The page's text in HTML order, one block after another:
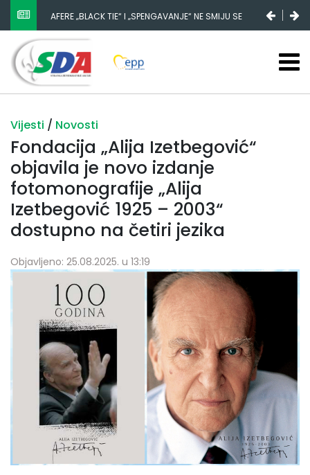
AFERE „BLACK TIE“ I „SPENGAVANJE“ NE SMIJU SE
ZATAŠKATI
Vijesti / Novosti
Fondacija „Alija Izetbegović“
objavila je novo izdanje
fotomonografije „Alija
Izetbegović 1925 – 2003“
dostupno na četiri jezika
Objavljeno: 25.08.2025. u 13:19